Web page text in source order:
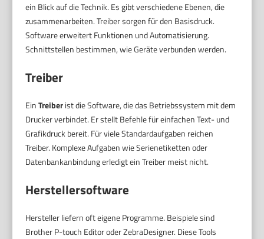
ein Blick auf die Technik. Es gibt verschiedene Ebenen, die
zusammenarbeiten. Treiber sorgen für den Basisdruck.
Software erweitert Funktionen und Automatisierung.
Schnittstellen bestimmen, wie Geräte verbunden werden.
Treiber
EinTreiberist die Software, die das Betriebssystem mit dem
Drucker verbindet. Er stellt Befehle für einfachen Text- und
Grafikdruck bereit. Für viele Standardaufgaben reichen
Treiber. Komplexe Aufgaben wie Serienetiketten oder
Datenbankanbindung erledigt ein Treiber meist nicht.
Herstellersoftware
Hersteller liefern oft eigene Programme. Beispiele sind
Brother P-touch Editor oder ZebraDesigner. Diese Tools